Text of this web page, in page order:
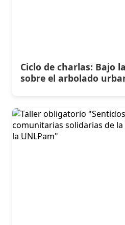
Ciclo de charlas: Bajo
sobre el arbolado